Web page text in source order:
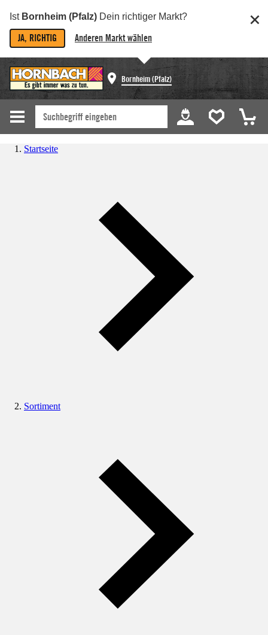
Ist Bornheim (Pfalz) Dein richtiger Markt?
JA, RICHTIG Anderen Markt wählen
Bornheim (Pfalz)
Startseite
Sortiment